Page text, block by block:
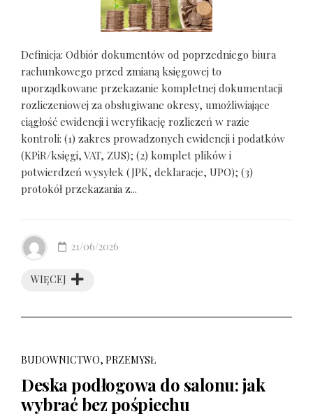
Definicja: Odbiór dokumentów od poprzedniego biura
rachunkowego przed zmianą księgowej to
uporządkowane przekazanie kompletnej dokumentacji
rozliczeniowej za obsługiwane okresy, umożliwiające
ciągłość ewidencji i weryfikację rozliczeń w razie
kontroli: (1) zakres prowadzonych ewidencji i podatków
(KPiR/księgi, VAT, ZUS); (2) komplet plików i
potwierdzeń wysyłek (JPK, deklaracje, UPO); (3)
protokół przekazania z...
WIĘCEJ
21/06/2026
BUDOWNICTWO, PRZEMYSŁ
Deska podłogowa do salonu: jak
wybrać bez pośpiechu